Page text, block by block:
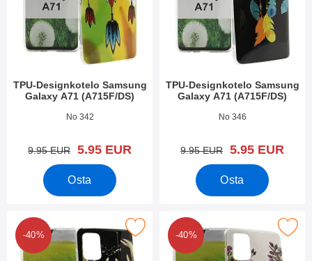
TPU-Designkotelo Samsung
Galaxy A71 (A715F/DS)
Tuote.nro 34908
No 342
vanha hinta
9.95 EUR uusi hinta
5.95 EUR
Osta
TPU-Designkotelo Samsung
Galaxy A71 (A715F/DS)
Tuote.nro 34905
No 346
vanha hinta
9.95 EUR uusi hinta
5.95 EUR
Osta
-40%
Designkotelo Samsung Galaxy A71 (A715F/DS) suosikiksi
-40%
Merkitse tPU-Designkotelo Samsung